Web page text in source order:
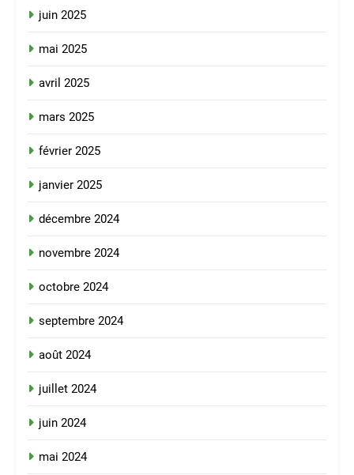
juin 2025
mai 2025
avril 2025
mars 2025
février 2025
janvier 2025
décembre 2024
novembre 2024
octobre 2024
septembre 2024
août 2024
juillet 2024
juin 2024
mai 2024